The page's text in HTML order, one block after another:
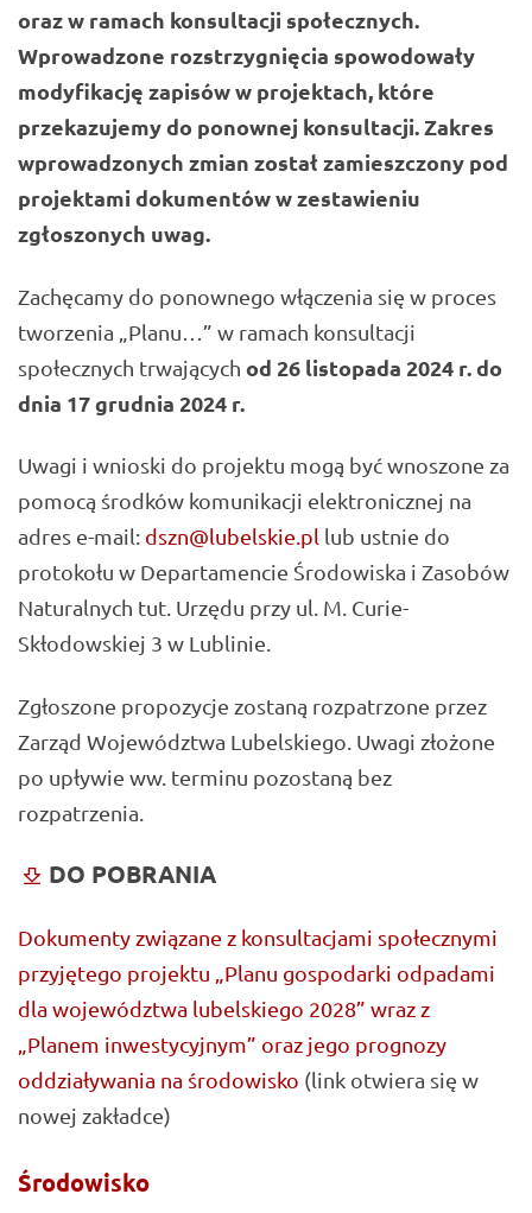
oraz w ramach konsultacji społecznych.
Wprowadzone rozstrzygnięcia spowodowały
modyfikację zapisów w projektach, które
przekazujemy do ponownej konsultacji. Zakres
wprowadzonych zmian został zamieszczony pod
projektami dokumentów w zestawieniu
zgłoszonych uwag.
Zachęcamy do ponownego włączenia się w proces
tworzenia „Planu…” w ramach konsultacji
społecznych trwających od 26 listopada 2024 r. do
dnia 17 grudnia 2024 r.
Uwagi i wnioski do projektu mogą być wnoszone za
pomocą środków komunikacji elektronicznej na
adres e-mail: dszn@lubelskie.pl lub ustnie do
protokołu w Departamencie Środowiska i Zasobów
Naturalnych tut. Urzędu przy ul. M. Curie-
Skłodowskiej 3 w Lublinie.
Zgłoszone propozycje zostaną rozpatrzone przez
Zarząd Województwa Lubelskiego. Uwagi złożone
po upływie ww. terminu pozostaną bez
rozpatrzenia.
DO POBRANIA
Dokumenty związane z konsultacjami społecznymi
przyjętego projektu „Planu gospodarki odpadami
dla województwa lubelskiego 2028” wraz z
„Planem inwestycyjnym” oraz jego prognozy
oddziaływania na środowisko (link otwiera się w
nowej zakładce)
Środowisko